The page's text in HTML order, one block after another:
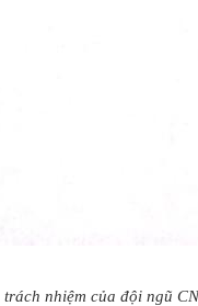
nhiệm của đội ngũ